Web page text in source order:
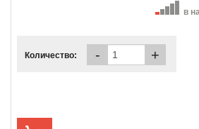
в
Количество: - +